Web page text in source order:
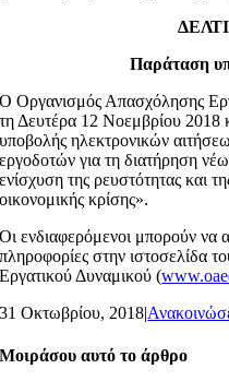
Παράταση
Ο Οργανισμός Απασχόλησης
τη Δευτέρα 12 Νοεμβρίου 2018
υποβολής ηλεκτρονικών
εργοδοτών για τη διατήρηση
ενίσχυση της ρευστότητας και
οικονομικής κρίσης».
Οι ενδιαφερόμενοι μπορούν να
πληροφορίες στην ιστοσελίδα
Εργατικού Δυναμικού (
31 Οκτωβρίου, 2018|
Μοιράσου αυτό το άρθρο